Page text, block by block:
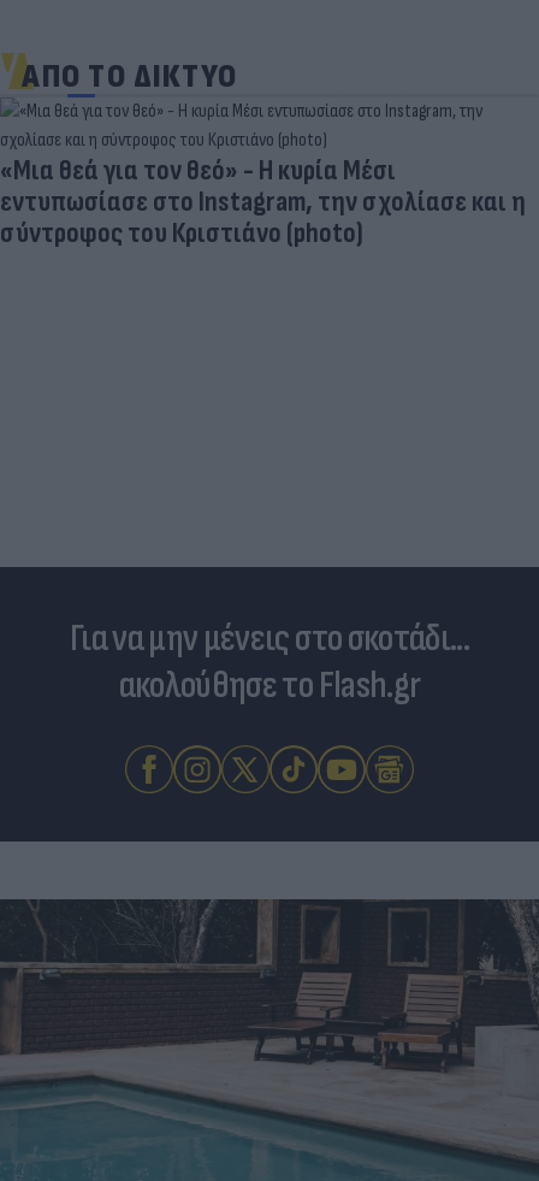
ΑΠΟ ΤΟ ΔΙΚΤΥΟ
«Μια θεά για τον θεό» - Η κυρία Μέσι
εντυπωσίασε στο Instagram, την σχολίασε και η
σύντροφος του Κριστιάνο (photo)
Για να μην μένεις στο σκοτάδι...
ακολούθησε το Flash.gr